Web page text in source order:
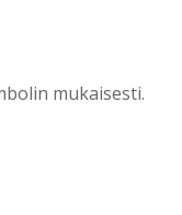
mukaisesti.